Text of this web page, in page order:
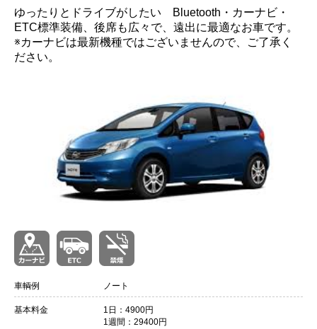
ゆったりとドライブがしたい Bluetooth・カーナビ・
ETC標準装備、後席も広々で、遠出に最適なお車です。
※カーナビは最新機種ではございませんので、ご了承く
ださい。
車輌例 ノート
基本料金
1日：4900円
1週間：29400円